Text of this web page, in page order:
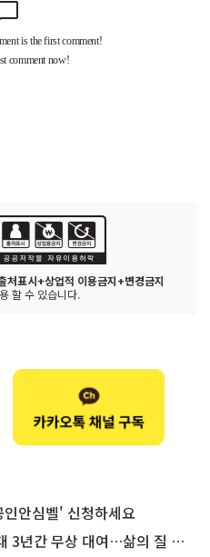
처표시+상업적 이용금지+변경금지
할 수 있습니다.
안심벨' 신청하세요
간 무상 대여…삶의 질 높인다